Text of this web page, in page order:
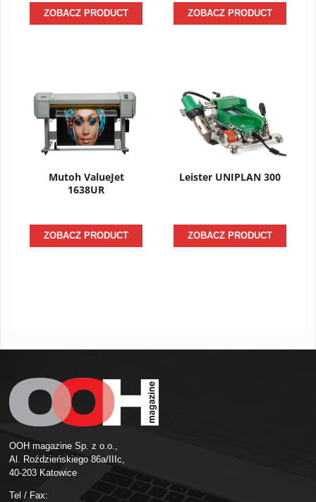
ZOBACZ PRODUCT ZOBACZ PRODUCT
Mutoh ValueJet
1638UR
ZOBACZ PRODUCT
Leister UNIPLAN 300
ZOBACZ PRODUCT
OOH magazine Sp. z o.o.,
Al. Roździeńskiego 86a/IIIc,
40-203 Katowice
Tel / Fax: